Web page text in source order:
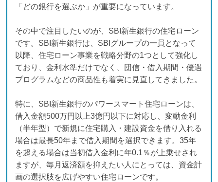
「どの銀行を選ぶか」が重要になっています。
その中で注目したいのが、SBI新生銀行の住宅ローン
です。SBI新生銀行は、SBIグループの一員となって
以降、住宅ローン事業を戦略分野の1つとして強化し
ており、金利水準だけでなく、団信・借入期間・優遇
プログラムなどの商品性も着実に見直してきました。
特に、SBI新生銀行のパワースマート住宅ローンは、
借入金額500万円以上3億円以下に対応し、変動金利
（半年型）で新規に住宅購入・建設資金を借り入れる
場合は最長50年まで借入期間を選択できます。35年
を超える場合は当初借入金利に年0.1％が上乗せされ
ますが、毎月返済額を抑えたい人にとっては、資金計
画の選択肢を広げやすい住宅ローンです。